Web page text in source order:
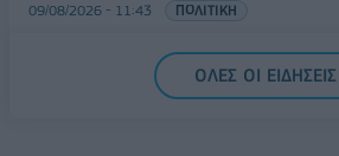
09/08/2026 - 11:43 ΠΟΛΙΤΙΚΗ
Υπ. Μεταφορών: Οριστική λύση στο
πινακίδων κυκλοφορίας - Τέλος
ΟΛΕΣ ΟΙ ΕΙΔΗΣΕΙΣ